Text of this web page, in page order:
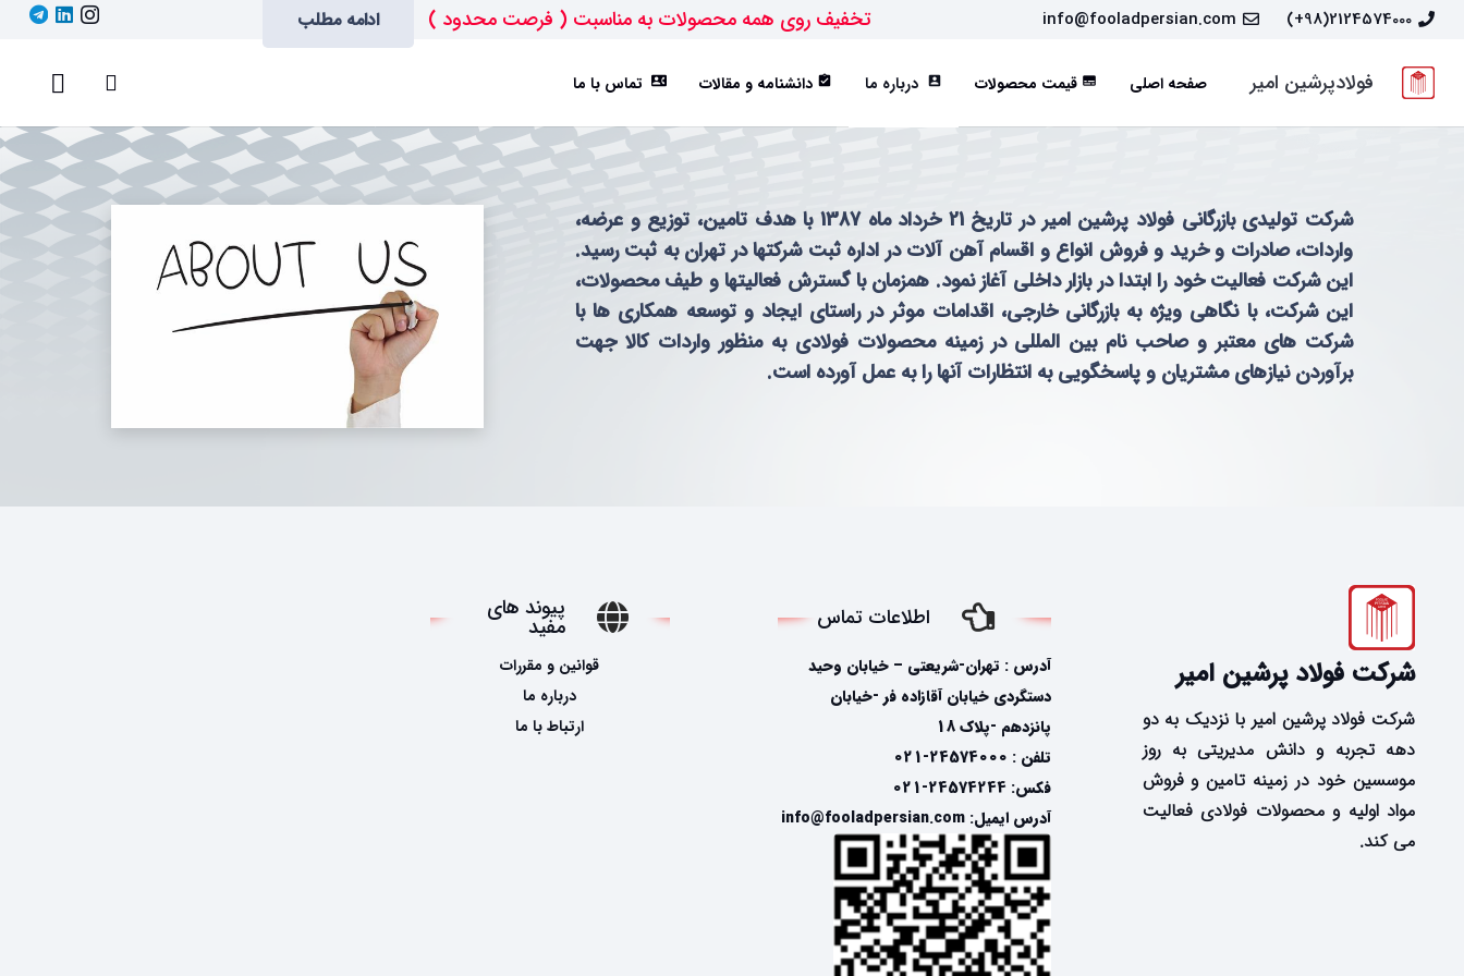
2124574000(98+)
info@fooladpersian.com تخفیف روی همه محصولات به مناسبت ( فرصت محدود ) ادامه مطلب
فولادپرشین امیر صفحه اصلی subtitles قیمت محصولات account_box درباره ما assignment_turned_in دانشنامه و مقالات contact_phone تماس با ما
شرکت تولیدی بازرگانی فولاد پرشین امیر در تاریخ 21 خرداد ماه 1387 با هدف تامین، توزیع و عرضه،
واردات، صادرات و خرید و فروش انواع و اقسام آهن آلات در اداره ثبت شرکتها در تهران به ثبت رسید.
این شرکت فعالیت خود را ابتدا در بازار داخلی آغاز نمود. همزمان با گسترش فعالیتها و طیف محصولات،
این شرکت، با نگاهی ویژه به بازرگانی خارجی، اقدامات موثر در راستای ایجاد و توسعه همکاری ها با
شرکت های معتبر و صاحب نام بین المللی در زمینه محصولات فولادی به منظور واردات کالا جهت
برآوردن نیازهای مشتریان و پاسخگویی به انتظارات آنها را به عمل آورده است.
شرکت فولاد پرشین امیر
شرکت فولاد پرشین امیر با نزدیک به دو
دهه تجربه و دانش مدیریتی به روز
موسسین خود در زمینه تامین و فروش
مواد اولیه و محصولات فولادی فعالیت
می کند.
اطلاعات تماس
آدرس : تهران-شریعتی – خیابان وحید
دستگردی خیابان آقازاده فر -خیابان
پانزدهم -پلاک 18
تلفن : 24574000-021
فکس: 24574244-021
آدرس ایمیل: info@fooladpersian.com
پیوند های
مفید
قوانین و مقررات
درباره ما
ارتباط با ما